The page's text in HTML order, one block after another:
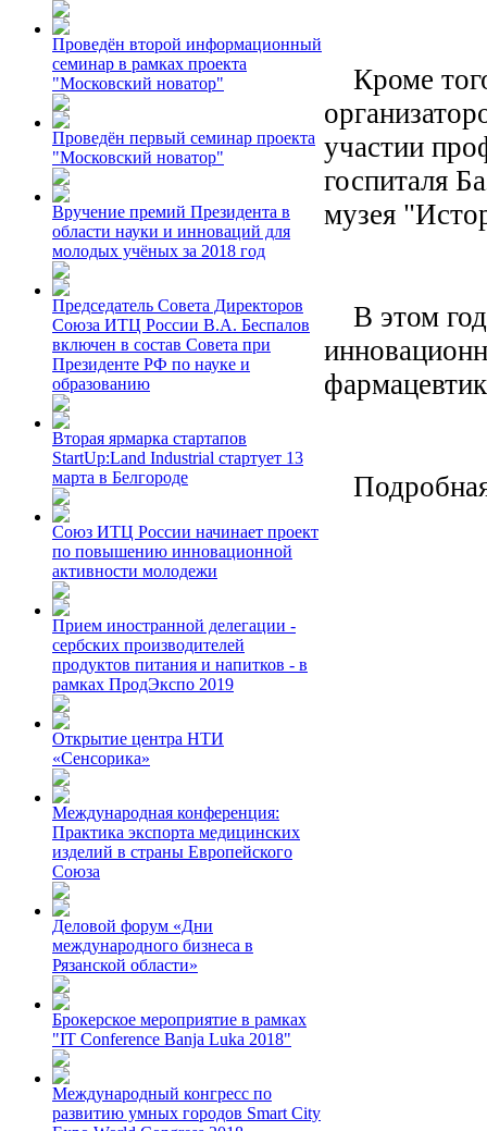
Проведён второй информационный
семинар в рамках проекта
"Московский новатор"
Проведён первый семинар проекта
"Московский новатор"
Вручение премий Президента в
области науки и инноваций для
молодых учёных за 2018 год
Председатель Совета Директоров
Союза ИТЦ России В.А. Беспалов
включен в состав Совета при
Президенте РФ по науке и
образованию
Вторая ярмарка стартапов
StartUp:Land Industrial стартует 13
марта в Белгороде
Союз ИТЦ России начинает проект
по повышению инновационной
активности молодежи
Прием иностранной делегации -
сербских производителей
продуктов питания и напитков - в
рамках ПродЭкспо 2019
Открытие центра НТИ
«Сенсорика»
Международная конференция:
Практика экспорта медицинских
изделий в страны Европейского
Союза
Деловой форум «Дни
международного бизнеса в
Рязанской области»
Брокерское мероприятие в рамках
"IT Conference Banja Luka 2018"
Международный конгресс по
развитию умных городов Smart City
Кроме
участии
госпиталя
музея
В этом